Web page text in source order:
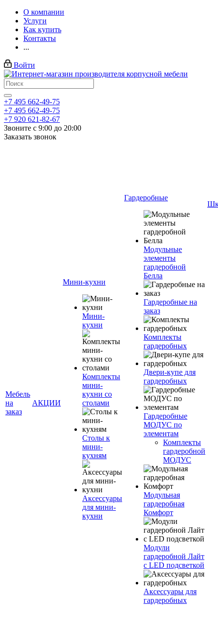
О компании
Услуги
Как купить
Контакты
...
Войти
+7 495 662-49-75
+7 495 662-49-75
+7 920 621-82-67
Звоните с 9:00 до 20:00
Заказать звонок
Мебель
на
заказ
АКЦИИ
Мини-кухни
Мини-
кухни
Комплекты
мини-
кухни со
столами
Столы к
мини-
кухням
Аксессуары
для мини-
кухни
Гардеробные
Модульные
элементы
гардеробной
Белла
Гардеробные на
заказ
Комплекты
гардеробных
Двери-купе для
гардеробных
Гардеробные
МОДУС по
элементам
Комплекты
гардеробной
МОДУС
Модульная
гардеробная
Комфорт
Модули
гардеробной Лайт
с LED подсветкой
Аксессуары для
гардеробных